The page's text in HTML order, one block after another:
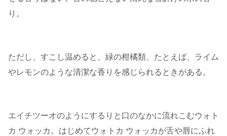
り。
ただし、すこし温めると、緑の柑橘類、たとえば、ライム
やレモンのような清潔な香りを感じられるときがある。
エイチツーオのようにするりと口のなかに流れこむウォト
カ ウォッカ。はじめてウォトカ ウォッカが舌や唇にふれ